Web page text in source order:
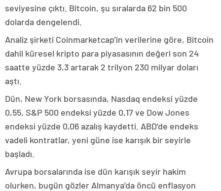
seviyesine çıktı. Bitcoin, şu sıralarda 62 bin 500
dolarda dengelendi.
Analiz şirketi Coinmarketcap’in verilerine göre, Bitcoin
dahil küresel kripto para piyasasının değeri son 24
saatte yüzde 3,3 artarak 2 trilyon 230 milyar doları
aştı.
Dün, New York borsasında, Nasdaq endeksi yüzde
0,55, S&P 500 endeksi yüzde 0,17 ve Dow Jones
endeksi yüzde 0,06 azalış kaydetti. ABD’de endeks
vadeli kontratlar, yeni güne ise karışık bir seyirle
başladı.
Avrupa borsalarında ise dün karışık seyir hakim
olurken, bugün gözler Almanya’da öncü enflasyon